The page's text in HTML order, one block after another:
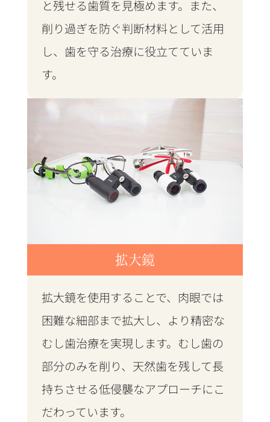
と残せる歯質を見極めます。また、
削り過ぎを防ぐ判断材料として活用
し、歯を守る治療に役立てていま
す。
拡大鏡
拡大鏡を使用することで、肉眼では
困難な細部まで拡大し、より精密な
むし歯治療を実現します。むし歯の
部分のみを削り、天然歯を残して長
持ちさせる低侵襲なアプローチにこ
だわっています。